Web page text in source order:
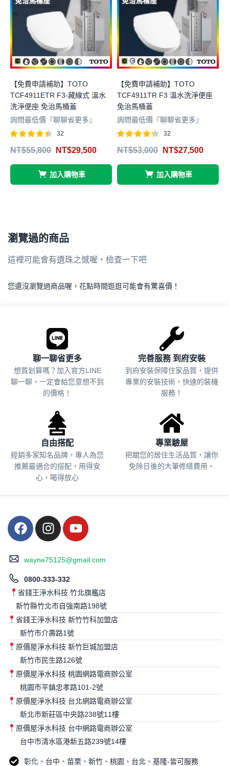
【免費申請補助】TOTO
TCF4911ETR F3-藏線式 溫水
洗淨便座 免治馬桶蓋
詢問最低價『聊聊省更多』
4.41
32
NT$55,800 NT$29,500
加入購物車
【免費申請補助】TOTO
TCF4911TR F3 溫水洗淨便座
免治馬桶蓋
詢問最低價『聊聊省更多』
4.31
32
NT$53,000 NT$27,500
加入購物車
瀏覽過的商品
這裡可能會有遺珠之憾喔，檢查一下吧
您還沒瀏覽過商品喔，花點時間逛逛可能會有驚喜價！
聊一聊省更多
想買划算嗎？加入官方LINE
聊一聊，一定會給您意想不到
的價格！
完善服務 到府安裝
到府安裝保障住家品質，提供
專業的安裝技術，快速的裝機
服務！
自由搭配
經銷多家知名品牌，專人為您
推薦最適合的搭配，用得安
心，喝得放心
專業驗屋
把關您的居住生活品質， 讓你
免除日後的大筆修繕費用。
wayne75125@gmail.com
0800-333-332
省錢王淨水科技 竹北旗艦店
新竹縣竹北市自強南路198號
省錢王淨水科技 新竹竹科加盟店
新竹市介壽路1號
原價屋淨水科技 新竹巨城加盟店
新竹市民生路126號
原價屋淨水科技 桃園網路電商辦公室
桃園市平鎮忠孝路101-2號
原價屋淨水科技 台北網路電商辦公室
新北市新莊區中央路238號11樓
原價屋淨水科技 台中網路電商辦公室
台中市清水區港新五路239號14樓
彰化、台中、苗栗、新竹、桃園、台北、基隆-皆可服務